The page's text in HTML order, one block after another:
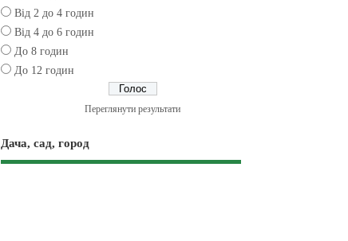
Від 2 до 4 годин
Від 4 до 6 годин
До 8 годин
До 12 годин
Переглянути результати
Дача, сад, город